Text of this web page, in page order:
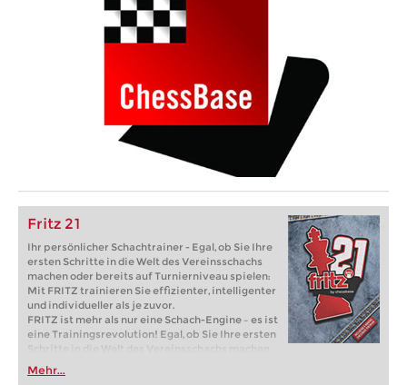
Fritz 21
Ihr persönlicher Schachtrainer - Egal, ob Sie Ihre
ersten Schritte in die Welt des Vereinsschachs
machen oder bereits auf Turnierniveau spielen:
Mit FRITZ trainieren Sie effizienter, intelligenter
und individueller als je zuvor.
FRITZ ist mehr als nur eine Schach-Engine – es ist
eine Trainingsrevolution! Egal, ob Sie Ihre ersten
Schritte in die Welt des Vereinsschachs machen
oder bereits auf Turnierniveau spielen: Mit
FRITZ trainieren Sie effizienter, intelligenter und
Mehr...